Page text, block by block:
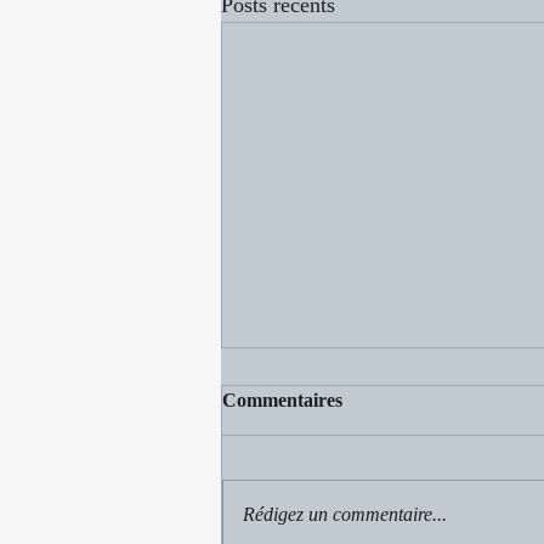
Posts récents
Commentaires
Rédigez un commentaire...